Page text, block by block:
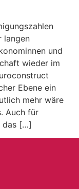
langen
und
wieder im
Ebene ein
mehr wäre
Auch für
das […]